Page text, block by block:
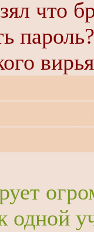
что
одной